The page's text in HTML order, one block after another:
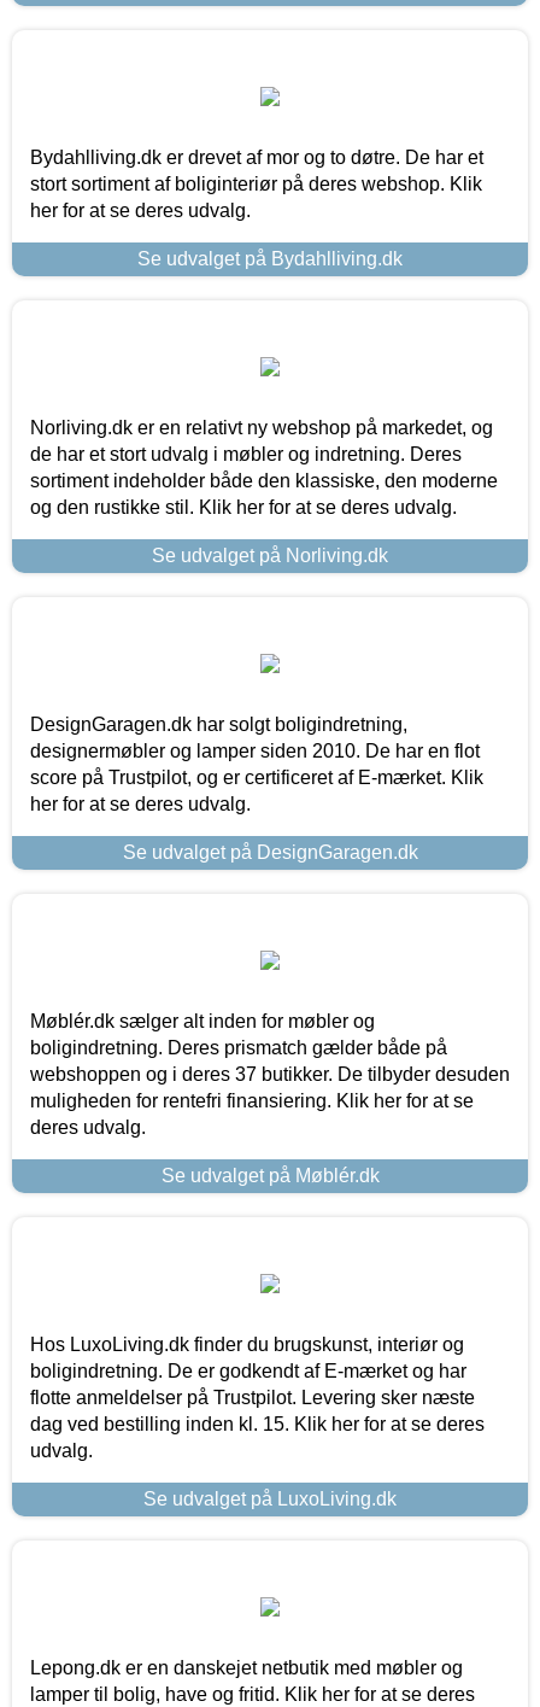
Bydahlliving.dk er drevet af mor og to døtre. De har et
stort sortiment af boliginteriør på deres webshop. Klik
her for at se deres udvalg.
Se udvalget på Bydahlliving.dk
Norliving.dk er en relativt ny webshop på markedet, og
de har et stort udvalg i møbler og indretning. Deres
sortiment indeholder både den klassiske, den moderne
og den rustikke stil. Klik her for at se deres udvalg.
Se udvalget på Norliving.dk
DesignGaragen.dk har solgt boligindretning,
designermøbler og lamper siden 2010. De har en flot
score på Trustpilot, og er certificeret af E-mærket. Klik
her for at se deres udvalg.
Se udvalget på DesignGaragen.dk
Møblér.dk sælger alt inden for møbler og
boligindretning. Deres prismatch gælder både på
webshoppen og i deres 37 butikker. De tilbyder desuden
muligheden for rentefri finansiering. Klik her for at se
deres udvalg.
Se udvalget på Møblér.dk
Hos LuxoLiving.dk finder du brugskunst, interiør og
boligindretning. De er godkendt af E-mærket og har
flotte anmeldelser på Trustpilot. Levering sker næste
dag ved bestilling inden kl. 15. Klik her for at se deres
udvalg.
Se udvalget på LuxoLiving.dk
Lepong.dk er en danskejet netbutik med møbler og
lamper til bolig, have og fritid. Klik her for at se deres